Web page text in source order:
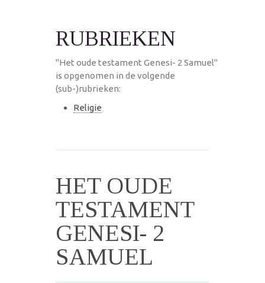
RUBRIEKEN
"Het oude testament Genesi- 2 Samuel"
is opgenomen in de volgende
(sub-)rubrieken:
Religie
HET OUDE
TESTAMENT
GENESI- 2
SAMUEL